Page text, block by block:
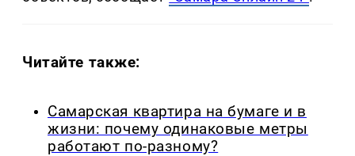
Читайте также:
Самарская квартира на бумаге и в
жизни: почему одинаковые метры
работают по-разному?